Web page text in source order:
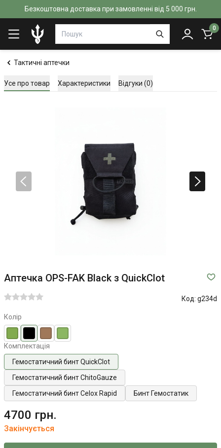
Безкоштовна доставка при замовленні від 5 000 грн.
0
Тактичні аптечки
Усе про товар Характеристики Відгуки (0)
Аптечка OPS-FAK Black з QuickClot
Код: g234d
Колір
Комплектація
Гемостатичний бинт QuickClot
Гемостатичний бинт ChitoGauze
Гемостатичний бинт Celox Rapid
Бинт Гемостатик
4700 грн.
Закінчується